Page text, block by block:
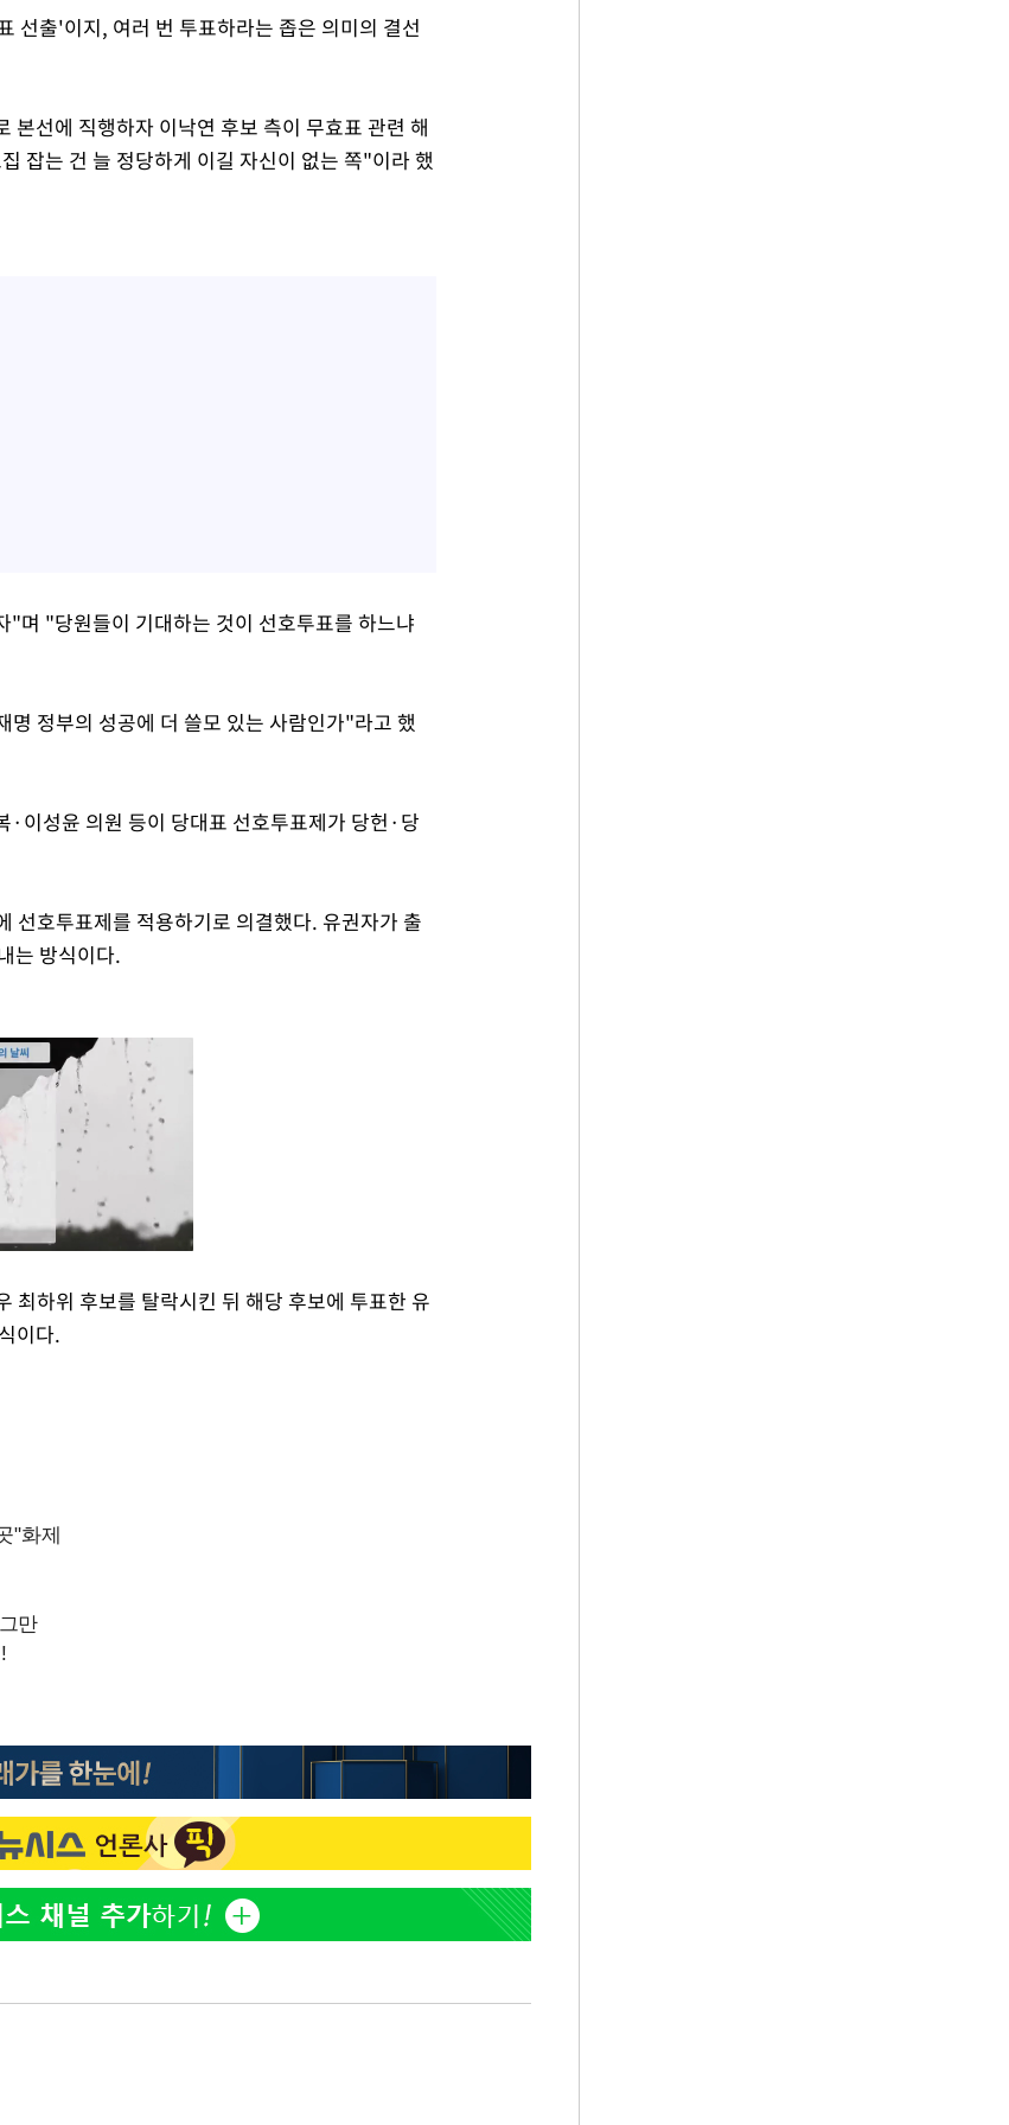
선출'이지, 여러 번 투표하라는 좁은 의미의 결선
선에 직행하자 이낙연 후보 측이 무효표 관련 해
잡는 건 늘 정당하게 이길 자신이 없는 쪽"이라 했
며 "당원들이 기대하는 것이 선호투표를 하느냐
정부의 성공에 더 쓸모 있는 사람인가"라고 했
이성윤 의원 등이 당대표 선호투표제가 당헌·당
선호투표제를 적용하기로 의결했다. 유권자가 출
는 방식이다.
최하위 후보를 탈락시킨 뒤 해당 후보에 투표한 유
이다.